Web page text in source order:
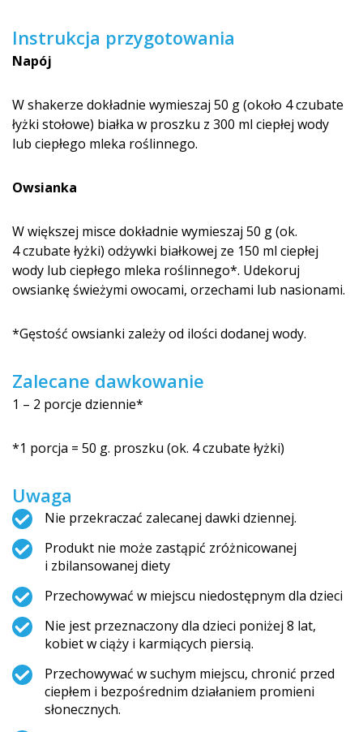
Instrukcja przygotowania
Napój
W shakerze dokładnie wymieszaj 50 g (około 4 czubate
łyżki stołowe) białka w proszku z 300 ml ciepłej wody
lub ciepłego mleka roślinnego.
Owsianka
W większej misce dokładnie wymieszaj 50 g (ok.
4 czubate łyżki) odżywki białkowej ze 150 ml ciepłej
wody lub ciepłego mleka roślinnego*. Udekoruj
owsiankę świeżymi owocami, orzechami lub nasionami.
*Gęstość owsianki zależy od ilości dodanej wody.
Zalecane dawkowanie
1 – 2 porcje dziennie*
*1 porcja = 50 g. proszku (ok. 4 czubate łyżki)
Uwaga
Nie przekraczać zalecanej dawki dziennej.
Produkt nie może zastąpić zróżnicowanej
i zbilansowanej di­ety
Przechowywać w miejscu niedostępnym dla dzieci
Nie jest przeznaczony dla dzieci poniżej 8 lat,
kobiet w ciąży i karmiących piersią.
Przechowywać w suchym miejscu, chronić przed
ciepłem i bezpośrednim działaniem promieni
słonecznych.